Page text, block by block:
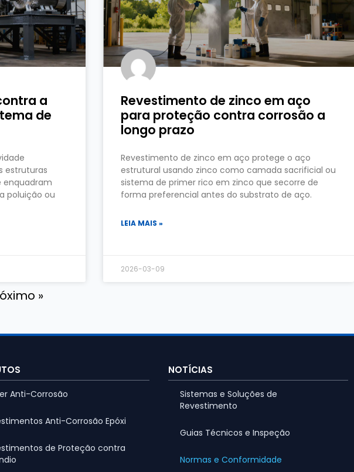
a
de
estruturas
enquadram
poluição ou
Revestimento de zinco em aço
para proteção contra corrosão a
longo prazo
Revestimento de zinco em aço protege o aço
estrutural usando zinco como camada sacrificial ou
sistema de primer rico em zinco que secorre de
forma preferencial antes do substrato de aço.
LEIA MAIS »
2026-03-09
»
Anti-Corrosão
Anti-Corrosão Epóxi
de Proteção contra
NOTÍCIAS
Sistemas e Soluções de
Revestimento
Guias Técnicos e Inspeção
Normas e Conformidade